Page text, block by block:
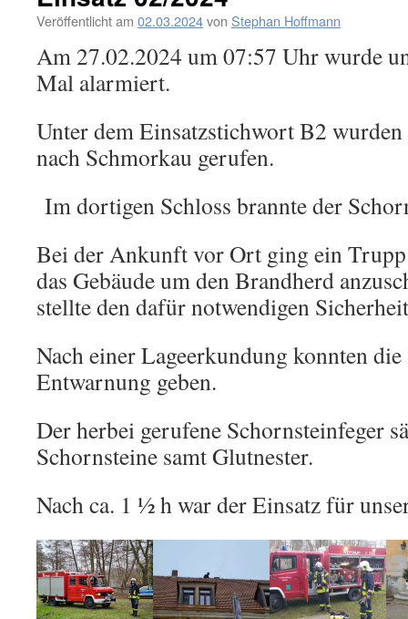
Veröffentlicht am 02.03.2024von Stephan Hoffmann
Am 27.02.2024 um 07:57 Uhr wurde
Mal alarmiert.
Unter dem Einsatzstichwort B2
nach Schmorkau gerufen.
Im dortigen Schloss brannte der
Bei der Ankunft vor Ort ging ein
das Gebäude um den Brandherd
stellte den dafür notwendigen
Nach einer Lageerkundung konnten
Entwarnung geben.
Der herbei gerufene Schornsteinfeger
Schornsteine samt Glutnester.
Nach ca. 1 ½ h war der Einsatz für